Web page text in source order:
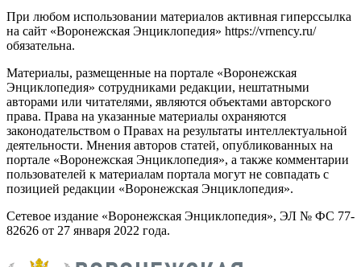
При любом использовании материалов активная гиперссылка
на сайт «Воронежская Энциклопедия» https://vrnency.ru/
обязательна.
Материалы, размещенные на портале «Воронежская
Энциклопедия» сотрудниками редакции, нештатными
авторами или читателями, являются объектами авторского
права. Права на указанные материалы охраняются
законодательством о Правах на результаты интеллектуальной
деятельности. Мнения авторов статей, опубликованных на
портале «Воронежская Энциклопедия», а также комментарии
пользователей к материалам портала могут не совпадать с
позицией редакции «Воронежская Энциклопедия».
Сетевое издание «Воронежская Энциклопедия», ЭЛ № ФС 77-
82626 от 27 января 2022 года.